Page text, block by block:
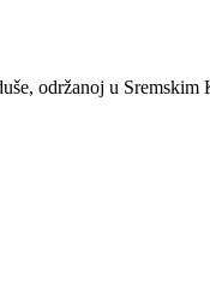
održanoj u